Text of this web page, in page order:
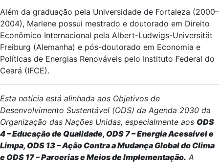
Além da graduação pela Universidade de Fortaleza (2000–
2004), Marlene possui mestrado e doutorado em Direito
Econômico Internacional pela Albert-Ludwigs-Universität
Freiburg (Alemanha) e pós-doutorado em Economia e
Políticas de Energias Renováveis pelo Instituto Federal do
Ceará (IFCE).
Esta notícia está alinhada aos Objetivos de
Desenvolvimento Sustentável (ODS) da Agenda 2030 da
Organização das Nações Unidas, especialmente aos ODS
4 – Educação de Qualidade, ODS 7 – Energia Acessível e
Limpa, ODS 13 – Ação Contra a Mudança Global do Clima
e ODS 17 – Parcerias e Meios de Implementação. A